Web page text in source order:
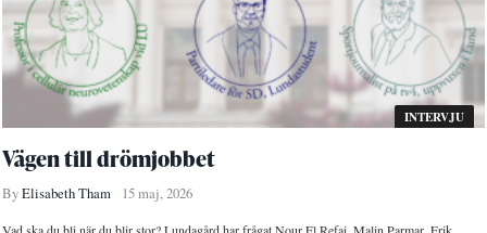
INTERVJU
Vägen till drömjobbet
ByElisabeth Tham 15 maj, 2026
Vad ska du bli när du blir stor? Lundagård har frågat Nour El Refai, Malin Parmar, Erik